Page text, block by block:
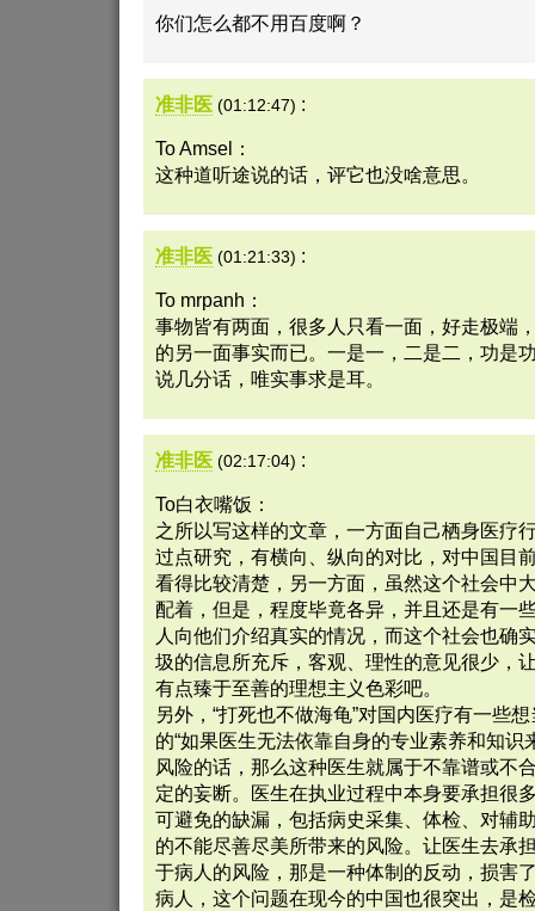
你们怎么都不用百度啊？
准非医 (01:12:47) :
To Amsel：
这种道听途说的话，评它也没啥意思。
准非医 (01:21:33) :
To mrpanh：
事物皆有两面，很多人只看一面，好走极端
的另一面事实而已。一是一，二是二，功是
说几分话，唯实事求是耳。
准非医 (02:17:04) :
To白衣嘴饭：
之所以写这样的文章，一方面自己栖身医疗
过点研究，有横向、纵向的对比，对中国目
看得比较清楚，另一方面，虽然这个社会中
配着，但是，程度毕竟各异，并且还是有一
人向他们介绍真实的情况，而这个社会也确
圾的信息所充斥，客观、理性的意见很少，
有点臻于至善的理想主义色彩吧。
另外，“打死也不做海龟”对国内医疗有一些
的“如果医生无法依靠自身的专业素养和知识
风险的话，那么这种医生就属于不靠谱或不
定的妄断。医生在执业过程中本身要承担很
可避免的缺漏，包括病史采集、体检、对辅
的不能尽善尽美所带来的风险。让医生去承
于病人的风险，那是一种体制的反动，损害
病人，这个问题在现今的中国也很突出，是